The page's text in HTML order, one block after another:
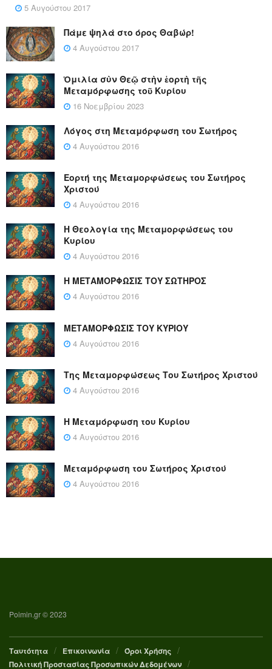
5 Αυγούστου 2017
Πάμε ψηλά στο όρος Θαβώρ!
4 Αυγούστου 2017
Ὁμιλία σὺν Θεῷ στὴν ἑορτὴ τῆς
Μεταμόρφωσης τοῦ Κυρίου
16 Νοεμβρίου 2023
Λόγος στη Μεταμόρφωση του Σωτήρος
4 Αυγούστου 2016
Εορτή της Μεταμορφώσεως του Σωτήρος
Χριστού
4 Αυγούστου 2016
Η Θεολογία της Μεταμορφώσεως του
Κυρίου
4 Αυγούστου 2016
Η ΜΕΤΑΜΟΡΦΩΣΙΣ ΤΟΥ ΣΩΤΗΡΟΣ
4 Αυγούστου 2016
ΜΕΤΑΜΟΡΦΩΣΙΣ ΤΟΥ ΚΥΡΙΟΥ
4 Αυγούστου 2016
Της Μεταμορφώσεως Του Σωτήρος Χριστού
4 Αυγούστου 2016
Η Μεταμόρφωση του Κυρίου
4 Αυγούστου 2016
Μεταμόρφωση του Σωτήρος Χριστού
4 Αυγούστου 2016
Poimin.gr © 2023
Ταυτότητα Επικοινωνία
Όροι Χρήσης
Πολιτική Προστασίας Προσωπικών Δεδομένων